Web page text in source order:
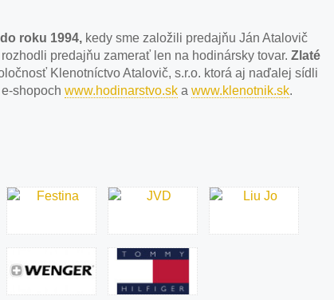
roku 1994, kedy sme založili predajňu Ján Atalovič
predajňu zamerať len na hodinársky tovar. Zlaté
Klenotníctvo Atalovič, s.r.o. ktorá aj naďalej sídli
shopoch www.hodinarstvo.sk a www.klenotnik.sk.